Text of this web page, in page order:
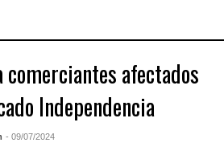
afectados
Independencia
- 09/07/2024